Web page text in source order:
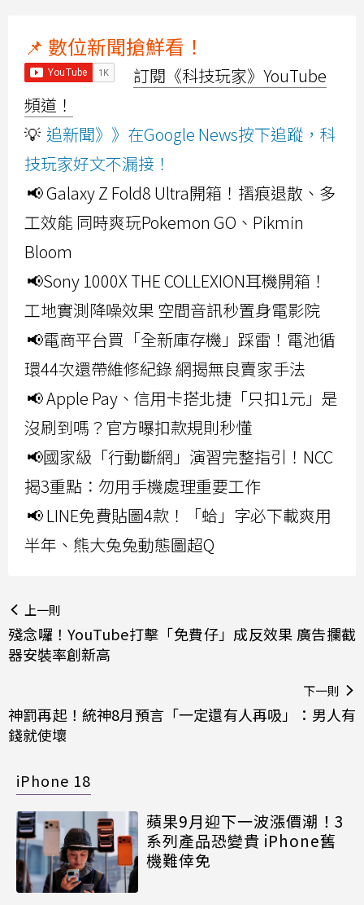
📌 數位新聞搶鮮看！
訂閱《科技玩家》YouTube
頻道！
💡 追新聞》》在Google News按下追蹤，科
技玩家好文不漏接！
📢 Galaxy Z Fold8 Ultra開箱！摺痕退散、多
工效能 同時爽玩Pokemon GO、Pikmin
Bloom
📢Sony 1000X THE COLLEXION耳機開箱！
工地實測降噪效果 空間音訊秒置身電影院
📢電商平台買「全新庫存機」踩雷！電池循
環44次還帶維修紀錄 網揭無良賣家手法
📢 Apple Pay、信用卡搭北捷「只扣1元」是
沒刷到嗎？官方曝扣款規則秒懂
📢國家級「行動斷網」演習完整指引！NCC
揭3重點：勿用手機處理重要工作
📢 LINE免費貼圖4款！「蛤」字必下載爽用
半年、熊大兔兔動態圖超Q
上一則
殘念囉！YouTube打擊「免費仔」成反效果 廣告攔截
器安裝率創新高
下一則
神罰再起！統神8月預言「一定還有人再吸」：男人有
錢就使壞
iPhone 18
蘋果9月迎下一波漲價潮！3
系列產品恐變貴 iPhone舊
機難倖免